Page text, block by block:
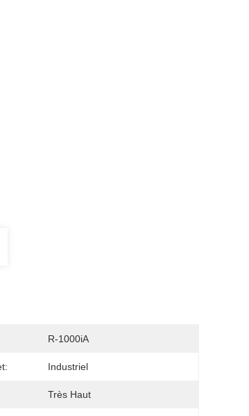
R-1000iA
Industriel
Très Haut